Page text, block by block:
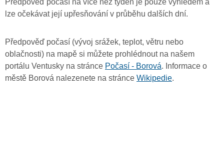
Předpověď počasí na více než týden je pouze výhledem a
lze očekávat její upřesňování v průběhu dalších dní.
Předpověď počasí (vývoj srážek, teplot, větru nebo
oblačnosti) na mapě si můžete prohlédnout na našem
portálu Ventusky na stránce Počasí - Borová. Informace o
městě Borová nalezenete na stránce Wikipedie.